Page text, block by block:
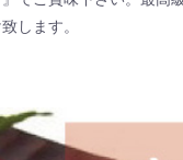
します。